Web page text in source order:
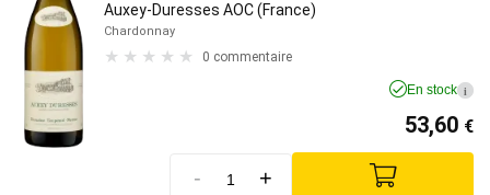
Auxey-Duresses AOC (France)
Chardonnay
0 commentaire
En stock i
53,60 €
- +